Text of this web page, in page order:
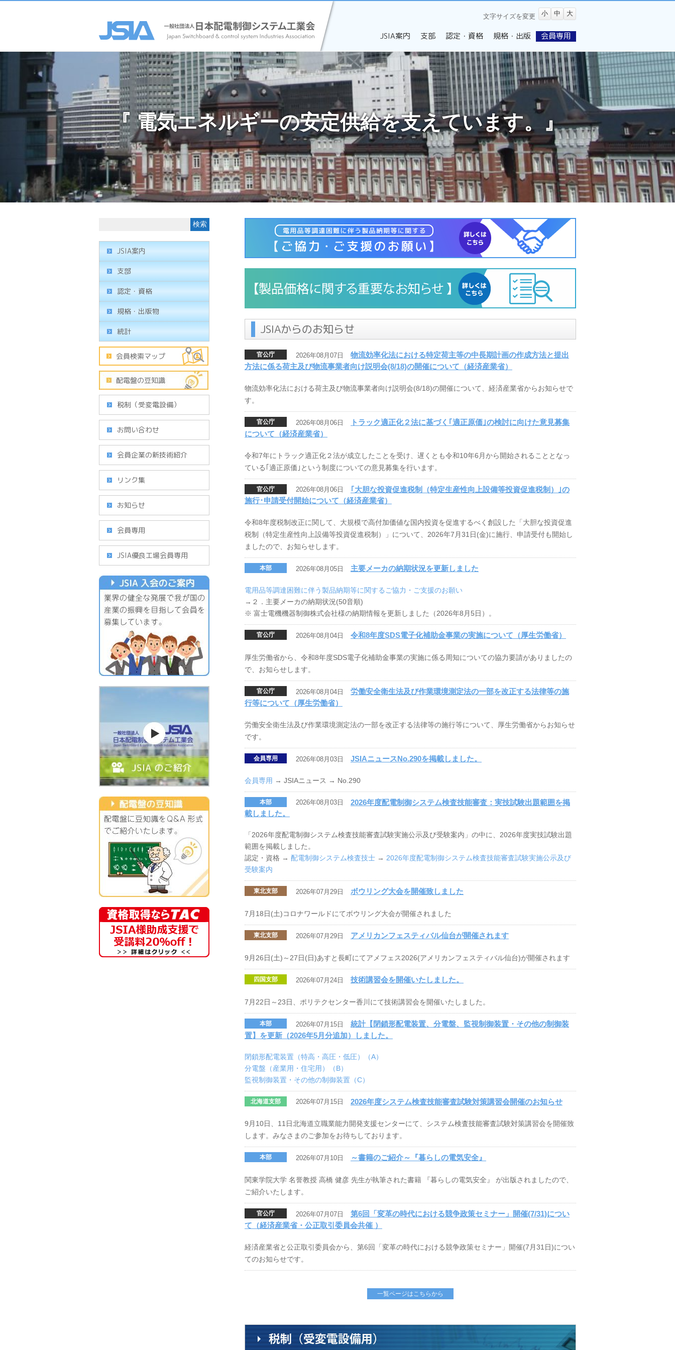
文字サイズを変更 小 中 大
JSIA案内 支部 認定・資格 規格・出版 会員専用
JSIAからのお知らせ
官公庁 2026年08月07日
物流効率化法における特定荷主等の中長期計画の作成方法と提出
方法に係る荷主及び物流事業者向け説明会(8/18)の開催について（経済産業省）
物流効率化法における荷主及び物流事業者向け説明会(8/18)の開催について、経済産業省からお知らせで
す。
官公庁 2026年08月06日
トラック適正化２法に基づく｢適正原価｣の検討に向けた意見募集
について（経済産業省）
令和7年にトラック適正化２法が成立したことを受け、遅くとも令和10年6月から開始されることとなっ
ている｢適正原価｣という制度についての意見募集を行います。
官公庁 2026年08月06日
｢大胆な投資促進税制（特定生産性向上設備等投資促進税制）｣の
施行･申請受付開始について（経済産業省）
令和8年度税制改正に関して、大規模で高付加価値な国内投資を促進するべく創設した「大胆な投資促進
税制（特定生産性向上設備等投資促進税制）」について、2026年7月31日(金)に施行、申請受付も開始し
ましたので、お知らせします。
本部 2026年08月05日 主要メーカの納期状況を更新しました
電用品等調達困難に伴う製品納期等に関するご協力・ご支援のお願い
→２．主要メーカの納期状況(50音順)
※ 富士電機機器制御株式会社様の納期情報を更新しました（2026年8月5日）。
官公庁 2026年08月04日 令和8年度SDS電子化補助金事業の実施について（厚生労働省）
厚生労働省から、令和8年度SDS電子化補助金事業の実施に係る周知についての協力要請がありましたの
で、お知らせします。
官公庁 2026年08月04日
労働安全衛生法及び作業環境測定法の一部を改正する法律等の施
行等について（厚生労働省）
労働安全衛生法及び作業環境測定法の一部を改正する法律等の施行等について、厚生労働省からお知らせ
です。
会員専用 2026年08月03日 JSIAニュースNo.290を掲載しました。
会員専用 → JSIAニュース → No.290
本部 2026年08月03日
2026年度配電制御システム検査技能審査：実技試験出題範囲を掲
載しました。
「2026年度配電制御システム検査技能審査試験実施公示及び受験案内」の中に、2026年度実技試験出題
範囲を掲載しました。
認定・資格 → 配電制御システム検査技士 → 2026年度配電制御システム検査技能審査試験実施公示及び
受験案内
東北支部 2026年07月29日 ボウリング大会を開催致しました
7月18日(土)コロナワールドにてボウリング大会が開催されました
東北支部 2026年07月29日 アメリカンフェスティバル仙台が開催されます
9月26日(土)～27日(日)あすと長町にてアメフェス2026(アメリカンフェスティバル仙台)が開催されます
四国支部 2026年07月24日 技術講習会を開催いたしました。
7月22日～23日、ポリテクセンター香川にて技術講習会を開催いたしました。
本部 2026年07月15日
統計【閉鎖形配電装置、分電盤、監視制御装置・その他の制御装
置】を更新（2026年5月分追加）しました。
閉鎖形配電装置（特高・高圧・低圧）（A）
分電盤（産業用・住宅用）（B）
監視制御装置・その他の制御装置（C）
北海道支部 2026年07月15日 2026年度システム検査技能審査試験対策講習会開催のお知らせ
9月10日、11日北海道立職業能力開発支援センターにて、システム検査技能審査試験対策講習会を開催致
します。みなさまのご参加をお待ちしております。
本部 2026年07月10日 ～書籍のご紹介～『暮らしの電気安全』
関東学院大学 名誉教授 高橋 健彦 先生が執筆された書籍 『暮らしの電気安全』 が出版されましたので、
ご紹介いたします。
官公庁 2026年07月07日
第6回「変革の時代における競争政策セミナー」開催(7/31)につい
て（経済産業省・公正取引委員会共催 ）
経済産業省と公正取引委員会から、第6回「変革の時代における競争政策セミナー」開催(7月31日)につい
てのお知らせです。
一覧ページはこちらから
JSIA案内
支部
認定・資格
規格・出版物
統計
税制（受変電設備）
お問い合わせ
会員企業の新技術紹介
リンク集
お知らせ
会員専用
JSIA優良工場会員専用